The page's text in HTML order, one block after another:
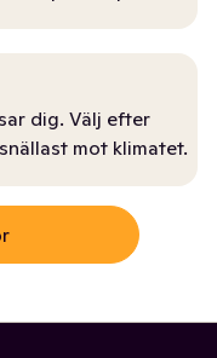
dig. Välj efter
mot klimatet.